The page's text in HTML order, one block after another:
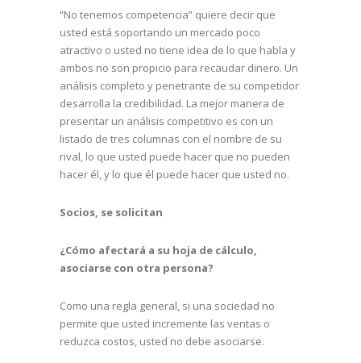
“No tenemos competencia” quiere decir que
usted está soportando un mercado poco
atractivo o usted no tiene idea de lo que habla y
ambos no son propicio para recaudar dinero. Un
análisis completo y penetrante de su competidor
desarrolla la credibilidad. La mejor manera de
presentar un análisis competitivo es con un
listado de tres columnas con el nombre de su
rival, lo que usted puede hacer que no pueden
hacer él, y lo que él puede hacer que usted no.
Socios, se solicitan
¿Cómo afectará a su hoja de cálculo,
asociarse con otra persona?
Como una regla general, si una sociedad no
permite que usted incremente las ventas o
reduzca costos, usted no debe asociarse.